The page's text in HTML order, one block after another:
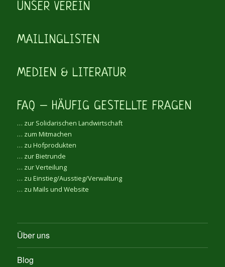
UNSER VEREIN
MAILINGLISTEN
MEDIEN & LITERATUR
FAQ – HÄUFIG GESTELLTE FRAGEN
… zur Solidarischen Landwirtschaft
… zum Mitmachen
… zu Hofprodukten
… zur Bietrunde
… zur Verteilung
… zu Einstieg/Ausstieg/Verwaltung
… zu Mails und Website
Über uns
Blog